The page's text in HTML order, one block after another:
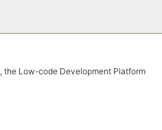
, the Low-code Development Platform